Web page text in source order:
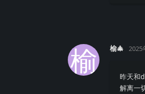
榆 榆🎄 2025
昨天和
解离一